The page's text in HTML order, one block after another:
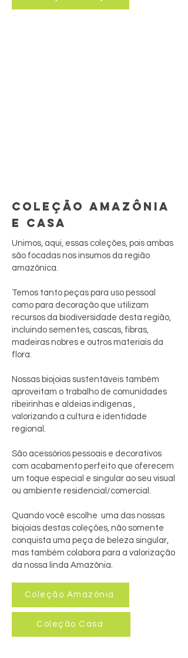
COLEÇÃO AMAZÔNIA
E CASA
Unimos, aqui, essas coleções, pois ambas
são focadas nos insumos da região
amazônica.
Temos tanto peças para uso pessoal
como para decoração que utilizam
recursos da biodiversidade desta região,
incluindo sementes, cascas, fibras,
madeiras nobres e outros materiais da
flora.
Nossas biojoias sustentáveis também
aproveitam o trabalho de comunidades
ribeirinhas e aldeias indígenas ,
valorizando a cultura e identidade
regional.
São acessórios pessoais e decorativos
com acabamento perfeito que oferecem
um toque especial e singular ao seu visual
ou ambiente residencial/comercial.
Quando você escolhe uma das nossas
biojoias destas coleções, não somente
conquista uma peça de beleza singular,
mas também colabora para a valorização
da nossa linda Amazônia.
Coleção Amazônia
Coleção Casa